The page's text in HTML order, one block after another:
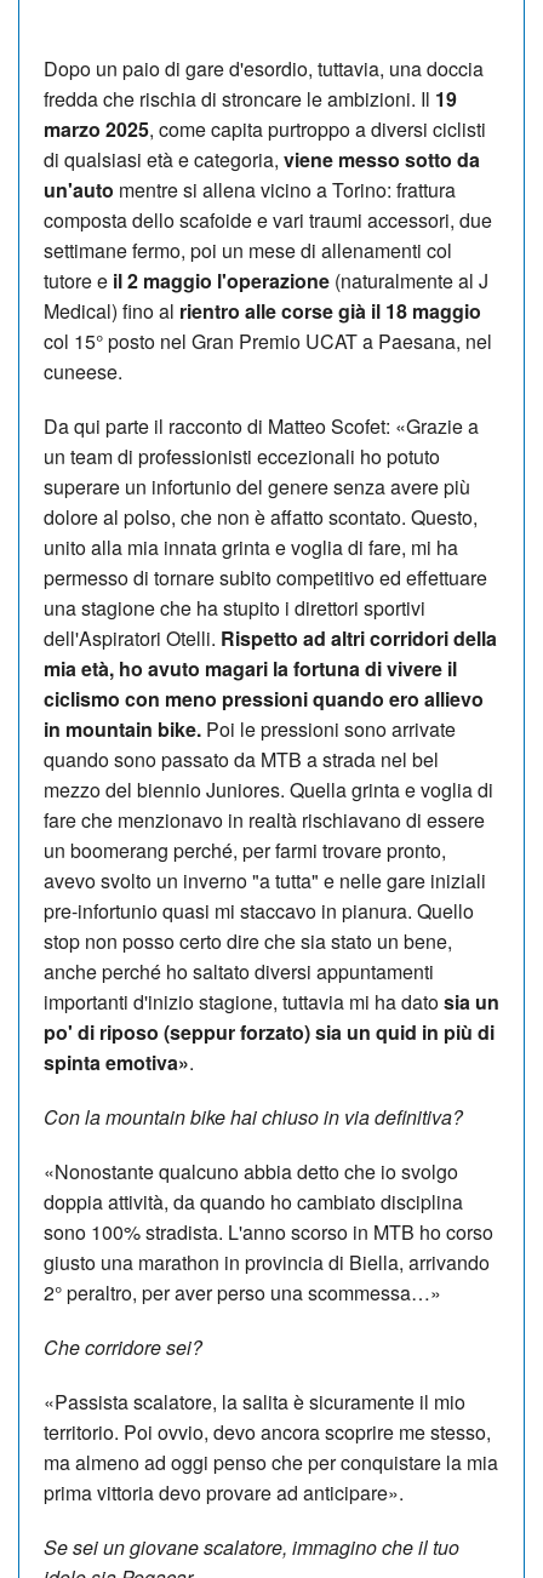
Dopo un paio di gare d'esordio, tuttavia, una doccia
fredda che rischia di stroncare le ambizioni. Il 19
marzo 2025, come capita purtroppo a diversi ciclisti
di qualsiasi età e categoria, viene messo sotto da
un'auto mentre si allena vicino a Torino: frattura
composta dello scafoide e vari traumi accessori, due
settimane fermo, poi un mese di allenamenti col
tutore e il 2 maggio l'operazione (naturalmente al J
Medical) fino al rientro alle corse già il 18 maggio
col 15° posto nel Gran Premio UCAT a Paesana, nel
cuneese.
Da qui parte il racconto di Matteo Scofet: «Grazie a
un team di professionisti eccezionali ho potuto
superare un infortunio del genere senza avere più
dolore al polso, che non è affatto scontato. Questo,
unito alla mia innata grinta e voglia di fare, mi ha
permesso di tornare subito competitivo ed effettuare
una stagione che ha stupito i direttori sportivi
dell'Aspiratori Otelli. Rispetto ad altri corridori della
mia età, ho avuto magari la fortuna di vivere il
ciclismo con meno pressioni quando ero allievo
in mountain bike. Poi le pressioni sono arrivate
quando sono passato da MTB a strada nel bel
mezzo del biennio Juniores. Quella grinta e voglia di
fare che menzionavo in realtà rischiavano di essere
un boomerang perché, per farmi trovare pronto,
avevo svolto un inverno "a tutta" e nelle gare iniziali
pre-infortunio quasi mi staccavo in pianura. Quello
stop non posso certo dire che sia stato un bene,
anche perché ho saltato diversi appuntamenti
importanti d'inizio stagione, tuttavia mi ha datosia un
po' di riposo (seppur forzato) sia un quid in più di
spinta emotiva».
Con la mountain bike hai chiuso in via definitiva?
«Nonostante qualcuno abbia detto che io svolgo
doppia attività, da quando ho cambiato disciplina
sono 100% stradista. L'anno scorso in MTB ho corso
giusto una marathon in provincia di Biella, arrivando
2° peraltro, per aver perso una scommessa…»
Che corridore sei?
«Passista scalatore, la salita è sicuramente il mio
territorio. Poi ovvio, devo ancora scoprire me stesso,
ma almeno ad oggi penso che per conquistare la mia
prima vittoria devo provare ad anticipare».
Se sei un giovane scalatore, immagino che il tuo